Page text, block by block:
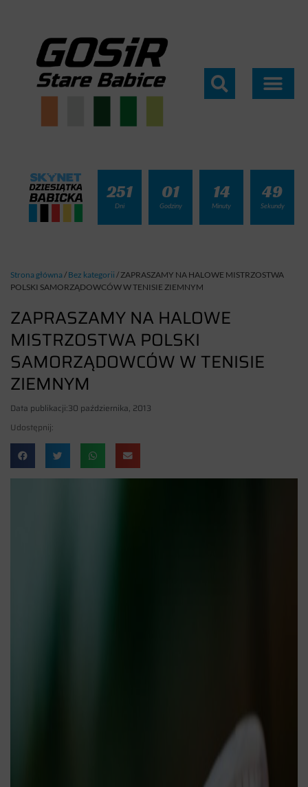
251
Dni
01
Godziny
14
Minuty
49
Sekundy
Strona główna/ Bez kategorii / ZAPRASZAMY NA HALOWE MISTRZOSTWA
POLSKI SAMORZĄDOWCÓW W TENISIE ZIEMNYM
ZAPRASZAMY NA HALOWE
MISTRZOSTWA POLSKI
SAMORZĄDOWCÓW W TENISIE
ZIEMNYM
Data publikacji:30 października, 2013
Udostępnij: